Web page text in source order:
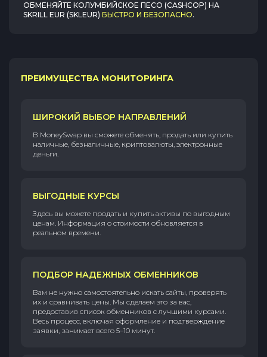
ОБМЕНЯЙТЕ КОЛУМБИЙСКОЕ ПЕСО (CASHCOP) НА
SKRILL EUR (SKLEUR) БЫСТРО И БЕЗОПАСНО.
ПРЕИМУЩЕСТВА МОНИТОРИНГА
ШИРОКИЙ ВЫБОР НАПРАВЛЕНИЙ
В MoneySwap вы сможете обменять, продать или купить
наличные, безналичные, криптовалюты, электронные
деньги.
ВЫГОДНЫЕ КУРСЫ
Здесь вы можете продать и купить активы по выгодным
ценам. Информация о стоимости обновляется в
реальном времени.
ПОДБОР НАДЕЖНЫХ ОБМЕННИКОВ
Вам не нужно самостоятельно искать сайты, проверять
их и сравнивать цены. Мы сделаем это за вас,
предоставив список обменников с лучшими курсами.
Весь процесс, включая оформление и подтверждение
заявки, занимает всего 5–10 минут.